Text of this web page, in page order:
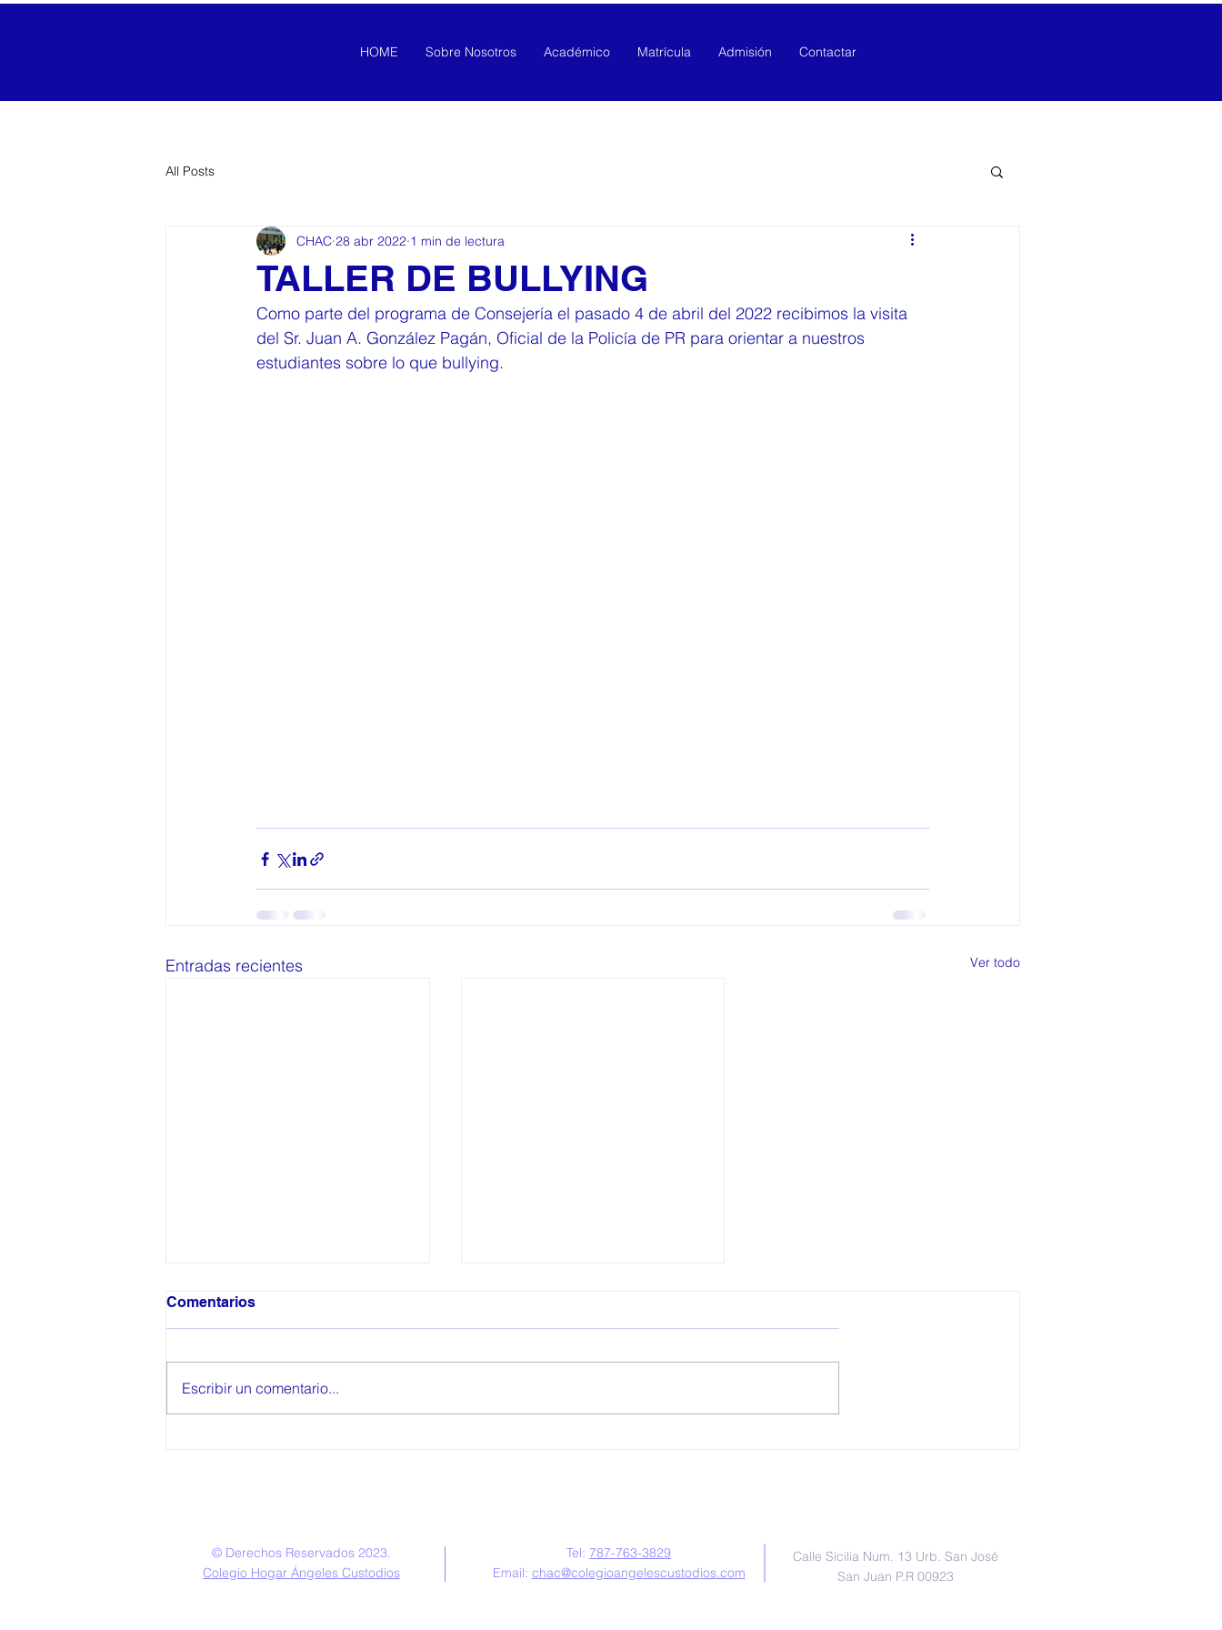
HOME Sobre Nosotros Académico Matrícula Admisión Contactar
All Posts
TALLER DE BULLYING
CHAC 28 abr 2022 1 min de lectura
Como parte del programa de Consejería el pasado 4 de abril del 2022 recibimos la visita
del Sr. Juan A. González Pagán, Oficial de la Policía de PR para orientar a nuestros
estudiantes sobre lo que bullying.
Entradas recientes Ver todo
Comentarios
Escribir un comentario...
© Derechos Reservados 2023.
Colegio Hogar Ángeles Custodios
Tel: 787-763-3829
Email: chac@colegioangelescustodios.com
Calle Sicilia Num. 13 Urb. San José
San Juan P.R 00923